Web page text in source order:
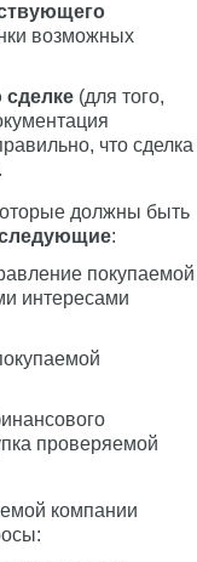
возможных
сделке (для того,
что сделка
должны быть
:
покупаемой
интересами
проверяемой
компании